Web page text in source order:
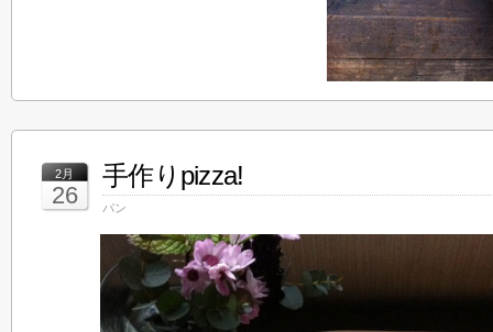
2月
26
手作りpizza!
パン